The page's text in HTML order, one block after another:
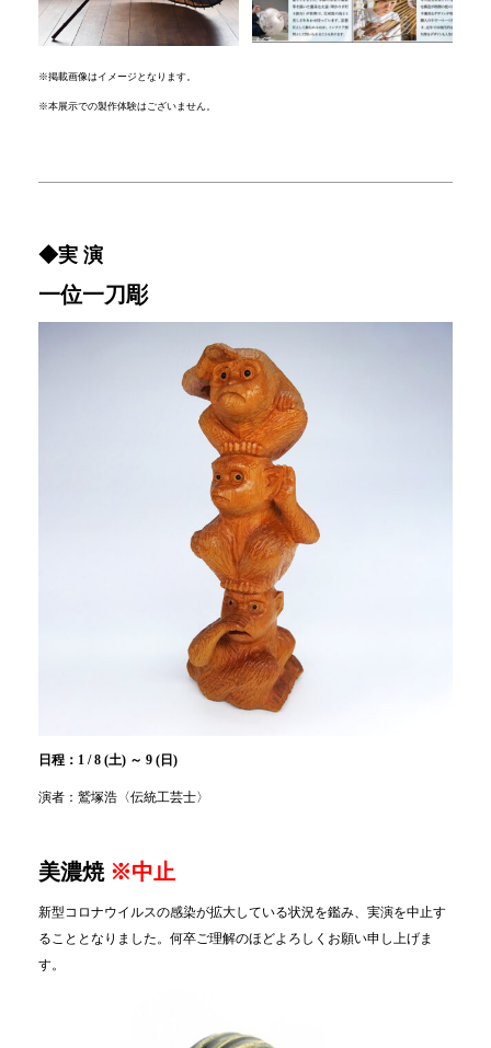
※掲載画像はイメージとなります。
※本展示での製作体験はございません。
◆実 演
一位一刀彫
日程：1 / 8 (土) ～ 9 (日)
演者：鷲塚浩〈伝統工芸士〉
美濃焼 ※中止
新型コロナウイルスの感染が拡大している状況を鑑み、実演を中止す
ることとなりました。何卒ご理解のほどよろしくお願い申し上げま
す。